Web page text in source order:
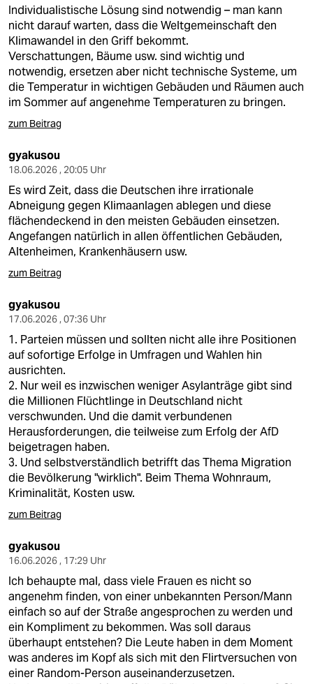
Individualistische Lösung sind notwendig – man kann
nicht darauf warten, dass die Weltgemeinschaft den
Klimawandel in den Griff bekommt.
Verschattungen, Bäume usw. sind wichtig und
notwendig, ersetzen aber nicht technische Systeme, um
die Temperatur in wichtigen Gebäuden und Räumen auch
im Sommer auf angenehme Temperaturen zu bringen.
zum Beitrag
gyakusou
18.06.2026 , 20:05 Uhr
Es wird Zeit, dass die Deutschen ihre irrationale
Abneigung gegen Klimaanlagen ablegen und diese
flächendeckend in den meisten Gebäuden einsetzen.
Angefangen natürlich in allen öffentlichen Gebäuden,
Altenheimen, Krankenhäusern usw.
zum Beitrag
gyakusou
17.06.2026 , 07:36 Uhr
1. Parteien müssen und sollten nicht alle ihre Positionen
auf sofortige Erfolge in Umfragen und Wahlen hin
ausrichten.
2. Nur weil es inzwischen weniger Asylanträge gibt sind
die Millionen Flüchtlinge in Deutschland nicht
verschwunden. Und die damit verbundenen
Herausforderungen, die teilweise zum Erfolg der AfD
beigetragen haben.
3. Und selbstverständlich betrifft das Thema Migration
die Bevölkerung "wirklich". Beim Thema Wohnraum,
Kriminalität, Kosten usw.
zum Beitrag
gyakusou
16.06.2026 , 17:29 Uhr
Ich behaupte mal, dass viele Frauen es nicht so
angenehm finden, von einer unbekannten Person/Mann
einfach so auf der Straße angesprochen zu werden und
ein Kompliment zu bekommen. Was soll daraus
überhaupt entstehen? Die Leute haben in dem Moment
was anderes im Kopf als sich mit den Flirtversuchen von
einer Random-Person auseinanderzusetzen.